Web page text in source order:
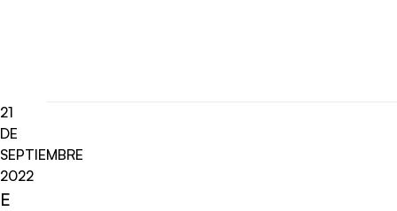
21
DE
SEPTIEMBRE
2022
E